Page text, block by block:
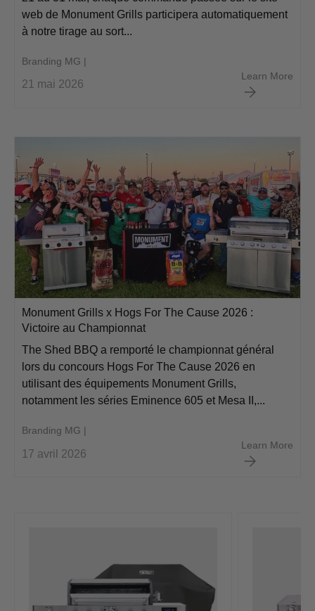
web de Monument Grills participera automatiquement
à notre tirage au sort...
Branding MG |
21 mai 2026
Learn More
Monument Grills x Hogs For The Cause 2026 :
Victoire au Championnat
The Shed BBQ a remporté le championnat général
lors du concours Hogs For The Cause 2026 en
utilisant des équipements Monument Grills,
notamment les séries Eminence 605 et Mesa II,...
Branding MG |
17 avril 2026
Learn More